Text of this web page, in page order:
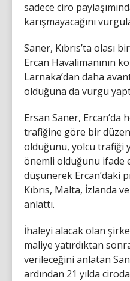
sadece ciro
karışmayacağını
Saner, Kıbrıs’ta olası
Ercan Havalimanının
Larnaka’dan daha
olduğuna da vurgu
Ersan Saner, Ercan’da
trafiğine göre bir
olduğunu, yolcu trafiği
önemli olduğunu ifade
düşünerek Ercan’daki
Kıbrıs, Malta, İzlanda
anlattı.
İhaleyi alacak olan
maliye yatırdıktan
verileceğini anlatan
ardından 21 yılda